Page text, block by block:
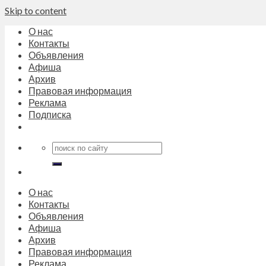
Skip to content
О нас
Контакты
Объявления
Афиша
Архив
Правовая информация
Реклама
Подписка
О нас
Контакты
Объявления
Афиша
Архив
Правовая информация
Реклама